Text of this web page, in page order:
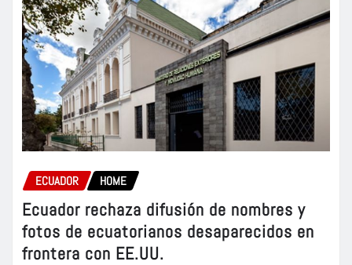
ECUADOR HOME
Ecuador rechaza difusión de nombres y
fotos de ecuatorianos desaparecidos en
frontera con EE.UU.